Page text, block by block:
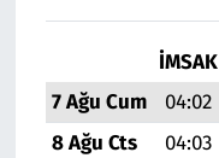
İMSAK
7 Ağu Cum
04:02
8 Ağu Cts
04:03